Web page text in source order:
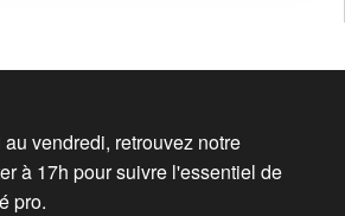
vendredi, retrouvez notre
à 17h pour suivre l'essentiel de
pro.